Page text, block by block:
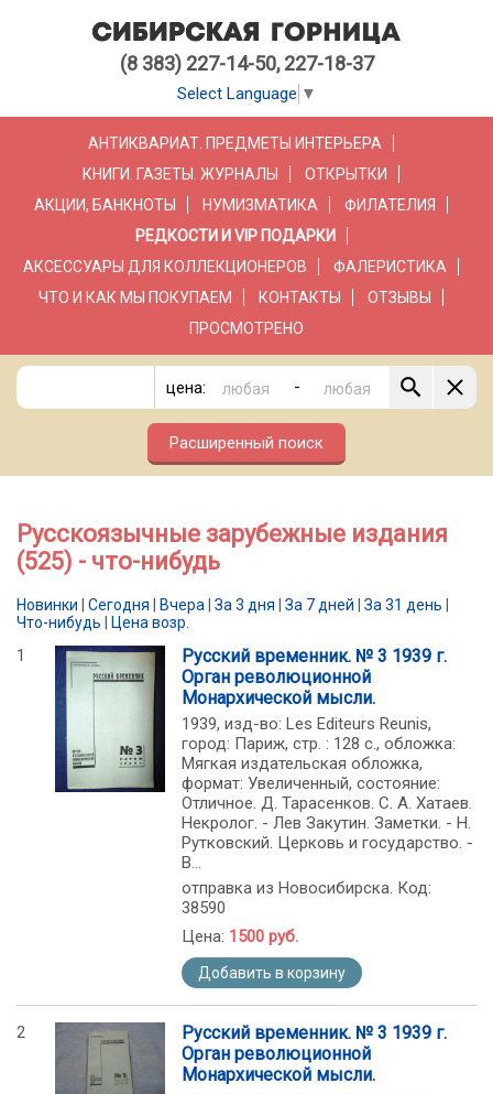
(8 383) 227-14-50, 227-18-37
Select Language ▼
АНТИКВАРИАТ. ПРЕДМЕТЫ ИНТЕРЬЕРА
КНИГИ. ГАЗЕТЫ. ЖУРНАЛЫ
ОТКРЫТКИ
АКЦИИ, БАНКНОТЫ
НУМИЗМАТИКА
ФИЛАТЕЛИЯ
РЕДКОСТИ И VIP ПОДАРКИ
АКСЕССУАРЫ ДЛЯ КОЛЛЕКЦИОНЕРОВ
ФАЛЕРИСТИКА
ЧТО И КАК МЫ ПОКУПАЕМ
КОНТАКТЫ
ОТЗЫВЫ
ПРОСМОТРЕНО
цена: -
Расширенный поиск
Русскоязычные зарубежные издания
(525) - что-нибудь
Новинки Сегодня Вчера За 3 дня За 7 дней За 31 день
Что-нибудь
Цена возр.
1
Русский временник. № 3 1939 г.
Орган революционной
Монархической мысли.
1939, изд-во: Les Editeurs Reunis,
город: Париж, стр. : 128 c., обложка:
Мягкая издательская обложка,
формат: Увеличенный, состояние:
Отличное. Д. Тарасенков. С. А. Хатаев.
Некролог. - Лев Закутин. Заметки. - Н.
Рутковский. Церковь и государство. -
В...
отправка из Новосибирска. Код:
38590
Цена: 1500 руб.
Добавить в корзину
2
Русский временник. № 3 1939 г.
Орган революционной
Монархической мысли.